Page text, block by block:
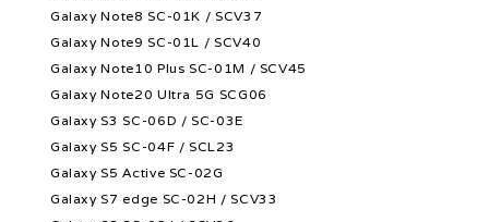
Galaxy Note8 SC-01K / SCV37
Galaxy Note9 SC-01L / SCV40
Galaxy Note10 Plus SC-01M / SCV45
Galaxy Note20 Ultra 5G SCG06
Galaxy S3 SC-06D / SC-03E
Galaxy S5 SC-04F / SCL23
Galaxy S5 Active SC-02G
Galaxy S7 edge SC-02H / SCV33